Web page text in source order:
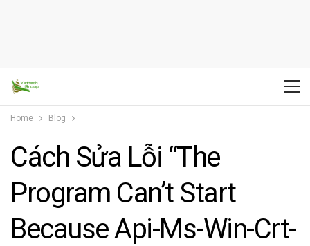
Home Blog
Cách Sửa Lỗi “The
Program Can’t Start
Because Api-Ms-Win-Crt-